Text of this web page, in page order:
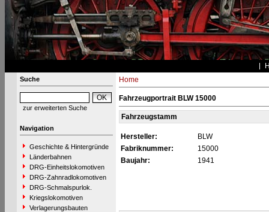
Suche
zur erweiterten Suche
Navigation
Geschichte & Hintergründe
Länderbahnen
DRG-Einheitslokomotiven
DRG-Zahnradlokomotiven
DRG-Schmalspurlok.
Kriegslokomotiven
Verlagerungsbauten
Home
Fahrzeugportrait BLW 15000
Fahrzeugstamm
Hersteller:
BLW
Fabriknummer:
15000
Baujahr:
1941